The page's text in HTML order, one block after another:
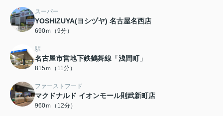
スーパー
YOSHIZUYA(ヨシヅヤ) 名古屋名西店
690ｍ（9分）
駅
名古屋市営地下鉄鶴舞線「浅間町」
815ｍ（11分）
ファーストフード
マクドナルド イオンモール則武新町店
960ｍ（12分）